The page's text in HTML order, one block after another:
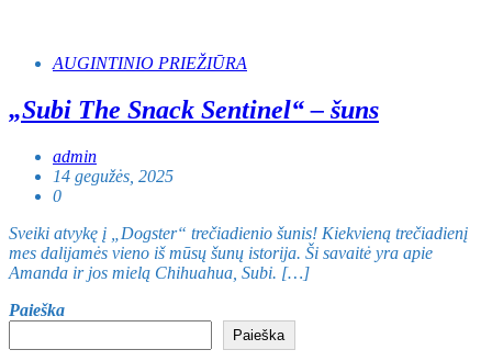
AUGINTINIO PRIEŽIŪRA
„Subi The Snack Sentinel“ – šuns
admin
14 gegužės, 2025
0
Sveiki atvykę į „Dogster“ trečiadienio šunis! Kiekvieną trečiadienį
mes dalijamės vieno iš mūsų šunų istorija. Ši savaitė yra apie
Amanda ir jos mielą Chihuahua, Subi. […]
Paieška
Paieška